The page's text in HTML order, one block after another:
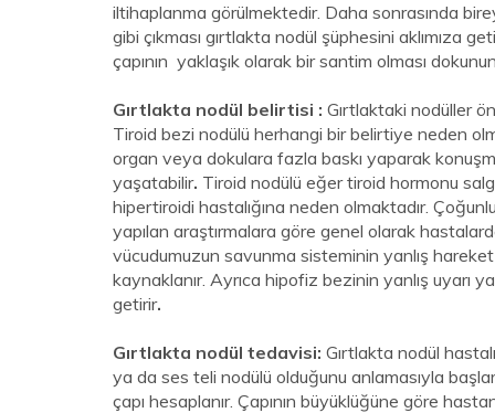
iltihaplanma görülmektedir. Daha sonrasında
gibi çıkması gırtlakta nodül şüphesini aklımıza
çapının yaklaşık olarak bir santim olması
Gırtlakta nodül belirtisi : Gırtlaktaki nodüller
Tiroid bezi nodülü herhangi bir belirtiye neden
organ veya dokulara fazla baskı yaparak
yaşatabilir. Tiroid nodülü eğer tiroid hormonu
hipertiroidi hastalığına neden olmaktadır.
yapılan araştırmalara göre genel olarak
vücudumuzun savunma sisteminin yanlış
kaynaklanır. Ayrıca hipofiz bezinin yanlış
getirir.
Gırtlakta nodül tedavisi: Gırtlakta nodül
ya da ses teli nodülü olduğunu anlamasıyla
çapı hesaplanır. Çapının büyüklüğüne göre